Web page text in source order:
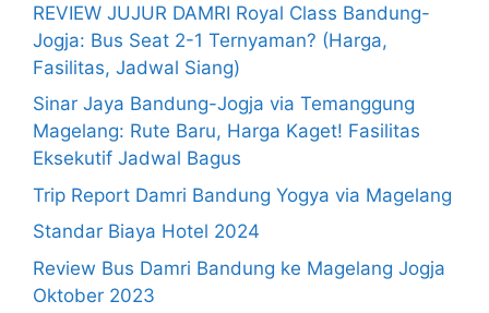
REVIEW JUJUR DAMRI Royal Class Bandung-
Jogja: Bus Seat 2-1 Ternyaman? (Harga,
Fasilitas, Jadwal Siang)
Sinar Jaya Bandung-Jogja via Temanggung
Magelang: Rute Baru, Harga Kaget! Fasilitas
Eksekutif Jadwal Bagus
Trip Report Damri Bandung Yogya via Magelang
Standar Biaya Hotel 2024
Review Bus Damri Bandung ke Magelang Jogja
Oktober 2023